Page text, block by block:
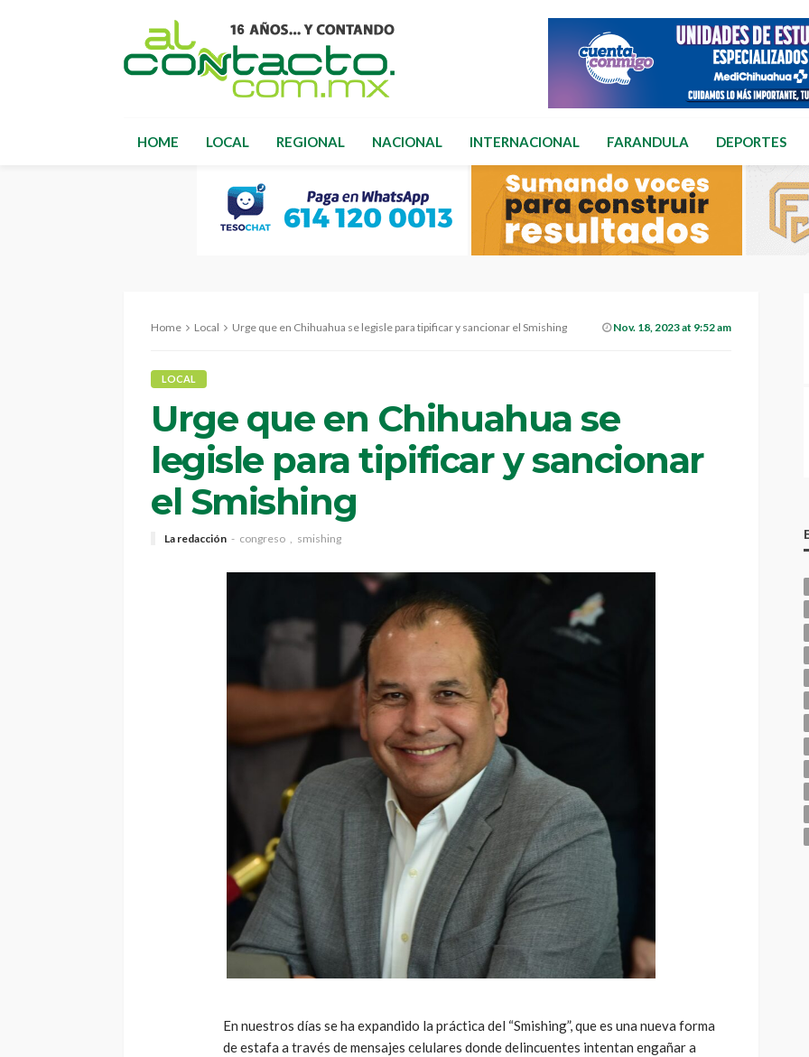
HOME LOCAL REGIONAL NACIONAL INTERNACIONAL FARANDULA DEPORTES
Home Local Urge que en Chihuahua se legisle para tipificar y sancionar el Smishing Nov. 18, 2023 at 9:52 am
LOCAL
Urge que en Chihuahua se
legisle para tipificar y sancionar
el Smishing
La redacción congreso smishing
En nuestros días se ha expandido la práctica del “Smishing”, que es una nueva forma
de estafa a través de mensajes celulares donde delincuentes intentan engañar a